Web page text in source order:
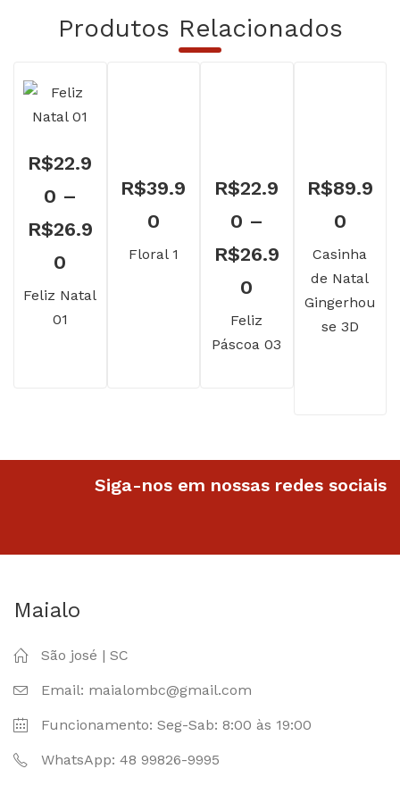
Produtos Relacionados
R$22.9
0 –
R$26.9
0
de
preço:
Feliz Natal
01
R$39.9
0
Floral 1
R$22.9
0 –
R$26.9
0
de
preço:
Feliz
Páscoa 03
R$89.9
0
Casinha
de Natal
Gingerhou
se 3D
Siga-nos em nossas redes sociais
Maialo
São josé | SC
Email: maialombc@gmail.com
Funcionamento: Seg-Sab: 8:00 às 19:00
WhatsApp: 48 99826-9995